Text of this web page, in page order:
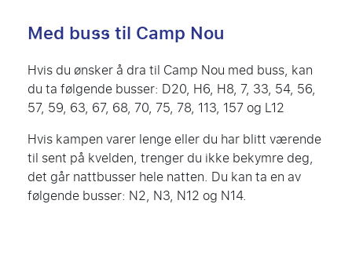
Med buss til Camp Nou
Hvis du ønsker å dra til Camp Nou med buss, kan
du ta følgende busser: D20, H6, H8, 7, 33, 54, 56,
57, 59, 63, 67, 68, 70, 75, 78, 113, 157 og L12
Hvis kampen varer lenge eller du har blitt værende
til sent på kvelden, trenger du ikke bekymre deg,
det går nattbusser hele natten. Du kan ta en av
følgende busser: N2, N3, N12 og N14.